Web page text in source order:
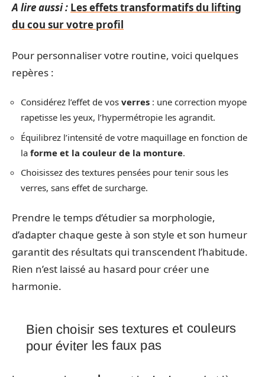
A lire aussi : Les effets transformatifs du lifting
du cou sur votre profil
Pour personnaliser votre routine, voici quelques
repères :
Considérez l’effet de vos verres : une correction myope
rapetisse les yeux, l’hypermétropie les agrandit.
Équilibrez l’intensité de votre maquillage en fonction de
la forme et la couleur de la monture.
Choisissez des textures pensées pour tenir sous les
verres, sans effet de surcharge.
Prendre le temps d’étudier sa morphologie,
d’adapter chaque geste à son style et son humeur
garantit des résultats qui transcendent l’habitude.
Rien n’est laissé au hasard pour créer une
harmonie.
Bien choisir ses textures et couleurs
pour éviter les faux pas